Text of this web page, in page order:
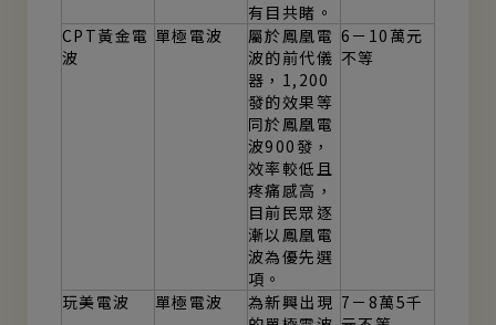
有目共睹。
CPT黃金電
波
單極電波
屬於鳳凰電
波的前代儀
器，1,200
發的效果等
同於鳳凰電
波900發，
效率較低且
疼痛感高，
目前民眾逐
漸以鳳凰電
波為優先選
項。
6－10萬元
不等
玩美電波 單極電波
為新興出現 7－8萬5千